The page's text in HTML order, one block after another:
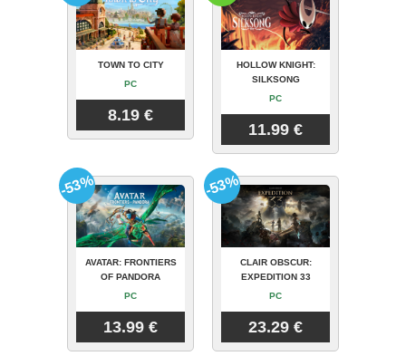
TOWN TO CITY
PC
8.19 €
HOLLOW KNIGHT:
SILKSONG
PC
11.99 €
AVATAR: FRONTIERS
OF PANDORA
PC
13.99 €
-53%
CLAIR OBSCUR:
EXPEDITION 33
PC
23.29 €
-53%